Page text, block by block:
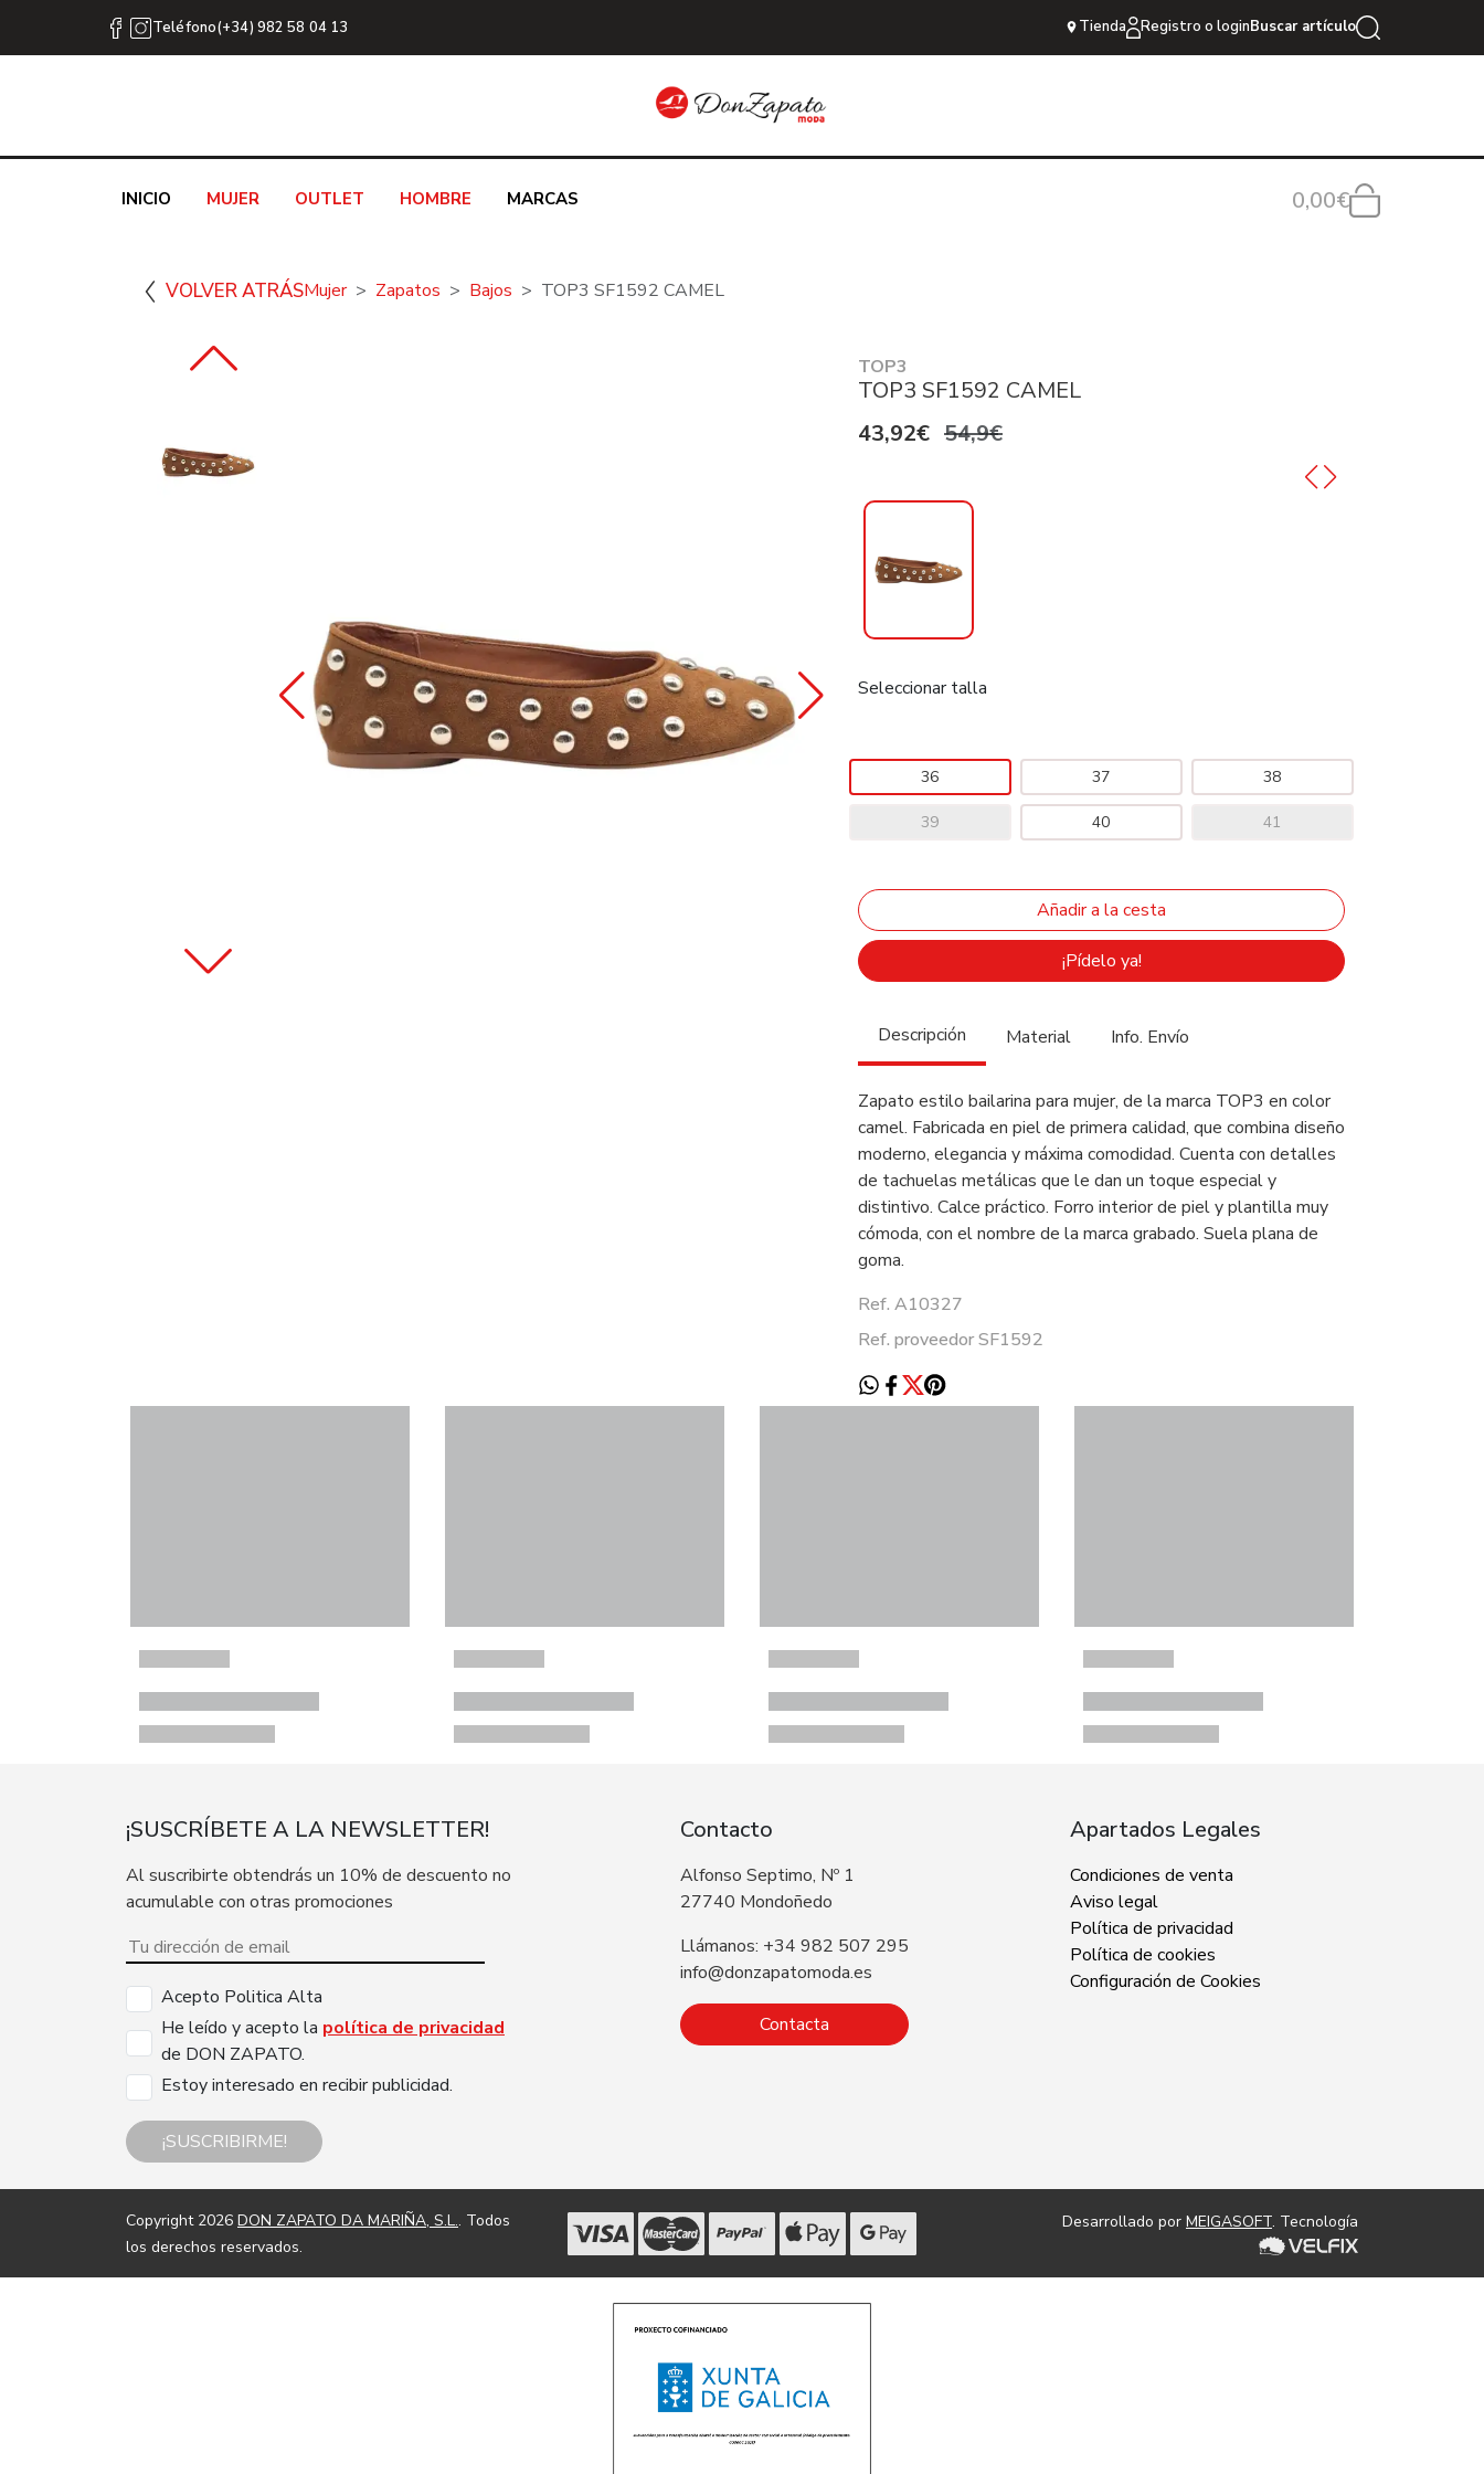
Teléfono(+34) 982 58 04 13 Tienda Registro o loginBuscar artículo
INICIO MUJER OUTLET HOMBRE MARCAS 0,00€
VOLVER ATRÁSMujer Zapatos Bajos TOP3 SF1592 CAMEL
TOP3
TOP3 SF1592 CAMEL
43,92€ 54,9€
Seleccionar talla
36 37 38
39 40 41
¡Pídelo ya!
Descripción Material Info. Envío
Zapato estilo bailarina para mujer, de la marca TOP3 en color
camel. Fabricada en piel de primera calidad, que combina diseño
moderno, elegancia y máxima comodidad. Cuenta con detalles
de tachuelas metálicas que le dan un toque especial y
distintivo. Calce práctico. Forro interior de piel y plantilla muy
cómoda, con el nombre de la marca grabado. Suela plana de
goma.
Ref. A10327
Ref. proveedor SF1592
¡SUSCRÍBETE A LA NEWSLETTER!
Al suscribirte obtendrás un 10% de descuento no
acumulable con otras promociones
Acepto Politica Alta
He leído y acepto la política de privacidad
de DON ZAPATO.
Estoy interesado en recibir publicidad.
¡SUSCRIBIRME!
Contacto
Alfonso Septimo, Nº 1
27740 Mondoñedo
Llámanos: +34 982 507 295
info@donzapatomoda.es
Contacta
Apartados Legales
Condiciones de venta
Aviso legal
Política de privacidad
Política de cookies
Configuración de Cookies
Copyright 2026 DON ZAPATO DA MARIÑA, S.L.. Todos
los derechos reservados.
Desarrollado por MEIGASOFT. Tecnología